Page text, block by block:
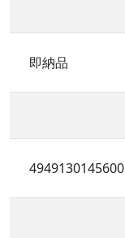
即納品
4949130145600